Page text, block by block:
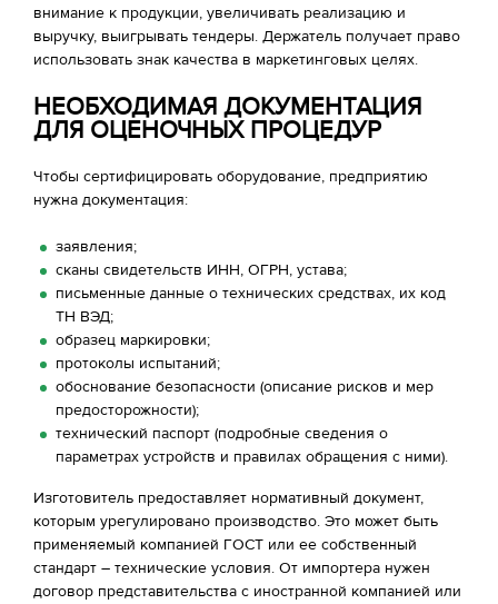
внимание к продукции, увеличивать реализацию и
выручку, выигрывать тендеры. Держатель получает право
использовать знак качества в маркетинговых целях.
НЕОБХОДИМАЯ ДОКУМЕНТАЦИЯ
ДЛЯ ОЦЕНОЧНЫХ ПРОЦЕДУР
Чтобы сертифицировать оборудование, предприятию
нужна документация:
заявления;
сканы свидетельств ИНН, ОГРН, устава;
письменные данные о технических средствах, их код
ТН ВЭД;
образец маркировки;
протоколы испытаний;
обоснование безопасности (описание рисков и мер
предосторожности);
технический паспорт (подробные сведения о
параметрах устройств и правилах обращения с ними).
Изготовитель предоставляет нормативный документ,
которым урегулировано производство. Это может быть
применяемый компанией ГОСТ или ее собственный
стандарт – технические условия. От импортера нужен
договор представительства с иностранной компанией или